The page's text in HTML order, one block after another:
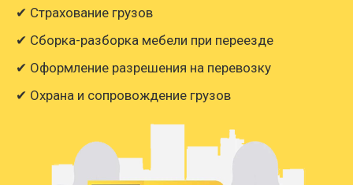
✔ Страхование грузов
✔ Сборка-разборка мебели при переезде
✔ Оформление разрешения на перевозку
✔ Охрана и сопровождение грузов